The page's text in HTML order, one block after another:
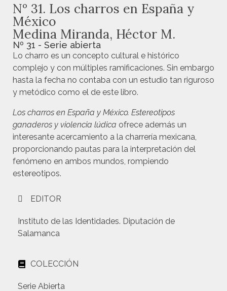
Nº 31. Los charros en España y
México
Medina Miranda, Héctor M.
Nº 31 - Serie abierta
Lo charro es un concepto cultural e histórico
complejo y con múltiples ramificaciones. Sin embargo
hasta la fecha no contaba con un estudio tan riguroso
y metódico como el de este libro.
Los charros en España y México. Estereotipos
ganaderos y violencia lúdica ofrece además un
interesante acercamiento a la charrería mexicana,
proporcionando pautas para la interpretación del
fenómeno en ambos mundos, rompiendo
estereotipos.
EDITOR
Instituto de las Identidades. Diputación de
Salamanca
COLECCIÓN
Serie Abierta